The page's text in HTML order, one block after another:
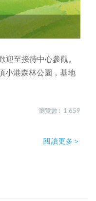
至接待中心參觀。
小港森林公園，基地
瀏覽數 : 1,659
閱讀更多＞